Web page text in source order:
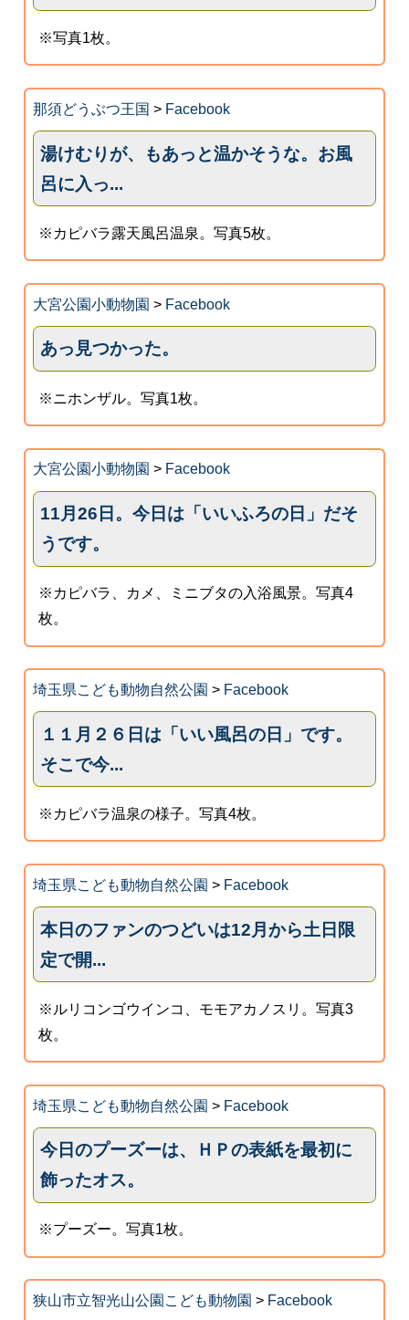
※写真1枚。
那須どうぶつ王国 > Facebook
湯けむりが、もあっと温かそうな。お風
呂に入っ...
※カピバラ露天風呂温泉。写真5枚。
大宮公園小動物園 > Facebook
あっ見つかった。
※ニホンザル。写真1枚。
大宮公園小動物園 > Facebook
11月26日。今日は「いいふろの日」だそ
うです。
※カピバラ、カメ、ミニブタの入浴風景。写真4
枚。
埼玉県こども動物自然公園 > Facebook
１１月２６日は「いい風呂の日」です。
そこで今...
※カピバラ温泉の様子。写真4枚。
埼玉県こども動物自然公園 > Facebook
本日のファンのつどいは12月から土日限
定で開...
※ルリコンゴウインコ、モモアカノスリ。写真3
枚。
埼玉県こども動物自然公園 > Facebook
今日のプーズーは、ＨＰの表紙を最初に
飾ったオス。
※プーズー。写真1枚。
狭山市立智光山公園こども動物園 > Facebook